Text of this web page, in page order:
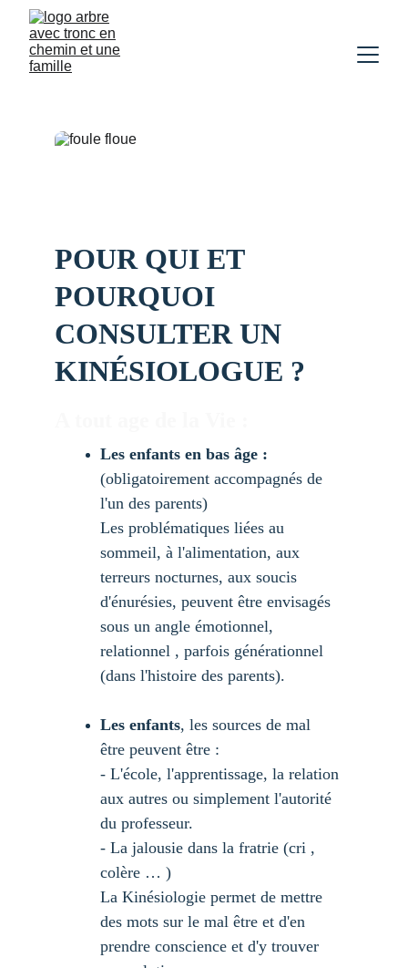
Les enfants en bas âge :
(obligatoirement accompagnés de
l'un des parents)
Les problématiques liées au
sommeil, à l'alimentation, aux
terreurs nocturnes, aux soucis
d'énurésies, peuvent être envisagés
sous un angle émotionnel,
relationnel , parfois générationnel
(dans l'histoire des parents).
Les enfants, les sources de mal
être peuvent être :
- L'école, l'apprentissage, la relation
aux autres ou simplement l'autorité
du professeur.
- La jalousie dans la fratrie (cri ,
colère … )
La Kinésiologie permet de mettre
des mots sur le mal être et d'en
prendre conscience et d'y trouver
POUR QUI ET
POURQUOI
CONSULTER UN
KINÉSIOLOGUE ?